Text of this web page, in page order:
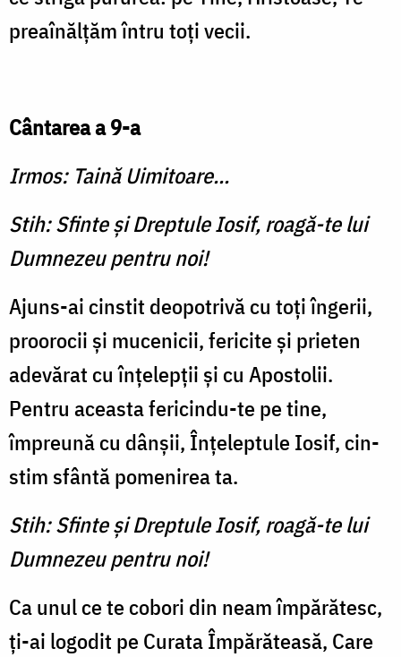
preaînălţăm întru toţi vecii.
Cântarea a 9-a
Irmos: Taină Uimitoare...
Stih: Sfinte şi Dreptule Iosif, roagă-te lui
Dumnezeu pentru noi!
Ajuns-ai cinstit deopotri­vă cu toţi îngerii,
proo­rocii şi mucenicii, fericite şi prieten
adevărat cu înţelepţii şi cu Apostolii.
Pentru aceasta fericindu-te pe tine,
împreună cu dânşii, Înţeleptule Iosif, cin­
stim sfântă pomenirea ta.
Stih: Sfinte şi Dreptule Iosif, roagă-te lui
Dumnezeu pentru noi!
Ca unul ce te cobori din neam împărătesc,
ţi-ai logodit pe Curata Împărăteasă, Care